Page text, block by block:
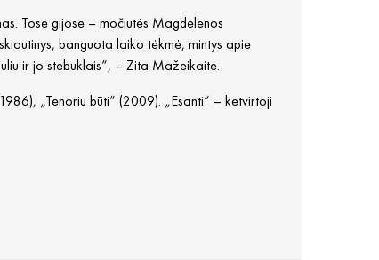
Tose gijose – močiutės Magdelenos
banguota laiko tėkmė, mintys apie
ir jo stebuklais“, – Zita Mažeikaitė.
„Tenoriu būti“ (2009). „Esanti“ – ketvirtoji